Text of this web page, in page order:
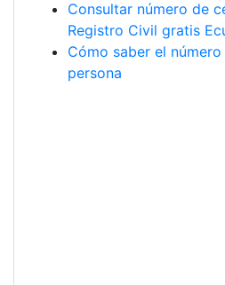
Consultar número de
Registro Civil gratis
Cómo saber el
persona